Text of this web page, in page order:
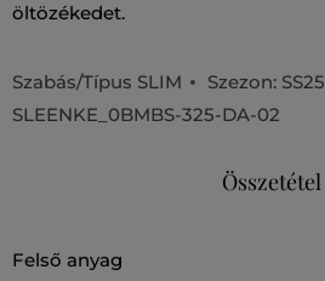
öltözékedet.
Szabás/Típus SLIM Szezon: SS25
SLEENKE_0BMBS-325-DA-02
Összetétel
felső anyag